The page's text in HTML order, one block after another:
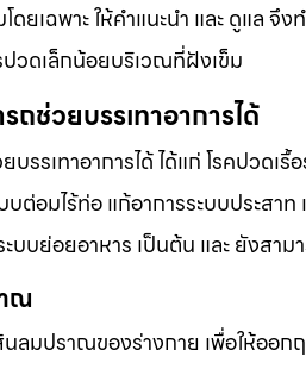
ดยเฉพาะ ให้คำแนะนำ และ ดูแล
วดเล็กน้อยบริเวณที่ฝังเข็ม
ถช่วยบรรเทาอาการได้
รรเทาอาการได้ ได้แก่ โรคปวด
ต่อมไร้ท่อ แก้อาการระบบประสา
บบย่อยอาหาร เป็นต้น และ ยังสา
ณ
ลมปราณของร่างกาย เพื่อให้ออ